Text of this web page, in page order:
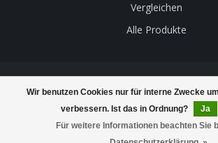
Wir benutzen Cookies nur für interne Zwecke
verbessern. Ist das in Ordnung?
Ja
Für weitere Informationen beachten Sie
Vergleichen
Alle Produkte
© Copyright 2026 Belgian Beer Factory -
Theme byDyvelopment